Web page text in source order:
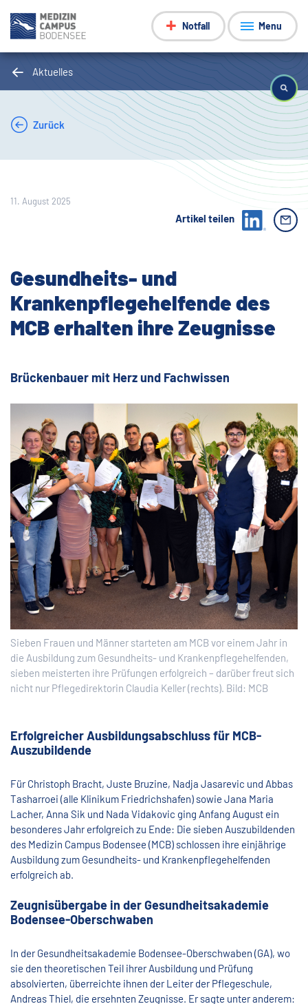
Notfall Menu
Aktuelles
Zurück
11. August 2025
Artikel teilen
Gesundheits- und
Krankenpflegehelfende des
MCB erhalten ihre Zeugnisse
Brückenbauer mit Herz und Fachwissen
Sieben Frauen und Männer starteten am MCB vor einem Jahr in
die Ausbildung zum Gesundheits- und Krankenpflegehelfenden,
sieben meisterten ihre Prüfungen erfolgreich – darüber freut sich
nicht nur Pflegedirektorin Claudia Keller (rechts). Bild: MCB
Erfolgreicher Ausbildungsabschluss für MCB-
Auszubildende
Für Christoph Bracht, Juste Bruzine, Nadja Jasarevic und Abbas
Tasharroei (alle Klinikum Friedrichshafen) sowie Jana Maria
Lacher, Anna Sik und Nada Vidakovic ging Anfang August ein
besonderes Jahr erfolgreich zu Ende: Die sieben Auszubildenden
des Medizin Campus Bodensee (MCB) schlossen ihre einjährige
Ausbildung zum Gesundheits- und Krankenpflegehelfenden
erfolgreich ab.
Zeugnisübergabe in der Gesundheitsakademie
Bodensee-Oberschwaben
In der Gesundheitsakademie Bodensee-Oberschwaben (GA), wo
sie den theoretischen Teil ihrer Ausbildung und Prüfung
absolvierten, überreichte ihnen der Leiter der Pflegeschule,
Andreas Thiel, die ersehnten Zeugnisse. Er sagte unter anderem: